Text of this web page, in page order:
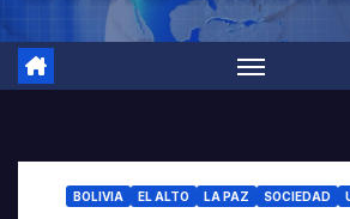
BOLIVIA EL ALTO LA PAZ SOCIEDAD